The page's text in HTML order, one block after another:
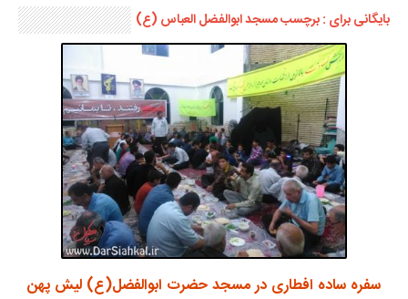
بایگانی برای : برچسب مسجد ابوالفضل العباس (ع)
سفره ساده افطاری در مسجد حضرت ابوالفضل(ع) لیش پهن